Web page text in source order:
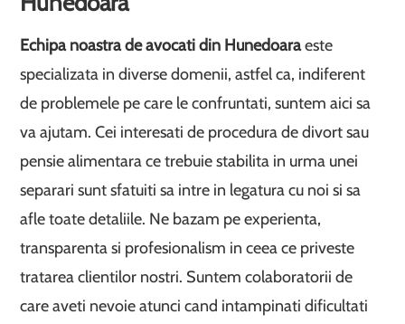
Echipa noastra de avocati din Hunedoaraeste
specializata in diverse domenii, astfel ca, indiferent
de problemele pe care le confruntati, suntem aici sa
va ajutam. Cei interesati de procedura de divort sau
pensie alimentara ce trebuie stabilita in urma unei
separari sunt sfatuiti sa intre in legatura cu noi si sa
afle toate detaliile. Ne bazam pe experienta,
transparenta si profesionalism in ceea ce priveste
tratarea clientilor nostri. Suntem colaboratorii de
care aveti nevoie atunci cand intampinati dificultati